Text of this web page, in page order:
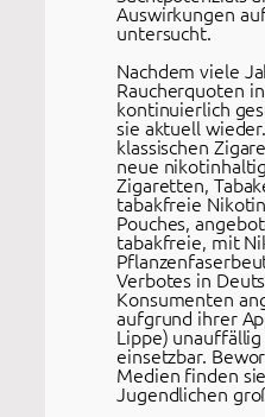
Auswirkungen
untersucht.
Nachdem viele
Raucherquoten
kontinuierlich
sie aktuell
klassischen
neue
Zigaretten,
tabakfreie
Pouches,
tabakfreie, mit
Verbotes in
Konsumenten
aufgrund ihrer
Lippe)
einsetzbar.
Medien finden
Jugendlichen